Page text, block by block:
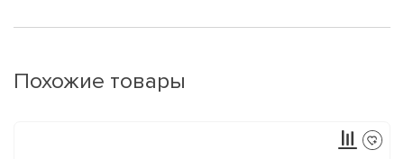
Похожие товары